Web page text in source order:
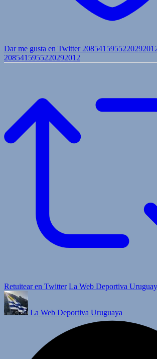
Dar me gusta en Twitter
2085415955220292012
Retuitear en Twitter La Web Deportiva
La Web Deportiva Uruguaya